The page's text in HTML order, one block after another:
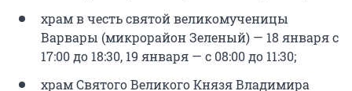
храм в честь святой великомученицы
Варвары (микрорайон Зеленый) — 18 января с
17:00 до 18:30, 19 января — с 08:00 до 11:30;
храм Святого Великого Князя Владимира